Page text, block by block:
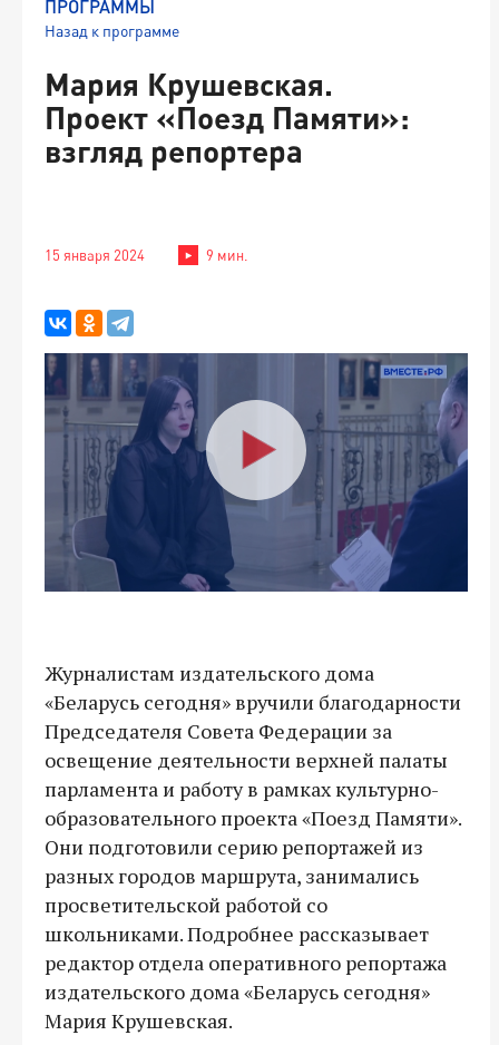
ПРОГРАММЫ
Назад к программе
Мария Крушевская.
Проект «Поезд Памяти»:
взгляд репортера
15 января 2024 9 мин.
Журналистам издательского дома
«Беларусь сегодня» вручили благодарности
Председателя Совета Федерации за
освещение деятельности верхней палаты
парламента и работу в рамках культурно-
образовательного проекта «Поезд Памяти».
Они подготовили серию репортажей из
разных городов маршрута, занимались
просветительской работой со
школьниками. Подробнее рассказывает
редактор отдела оперативного репортажа
издательского дома «Беларусь сегодня»
Мария Крушевская.